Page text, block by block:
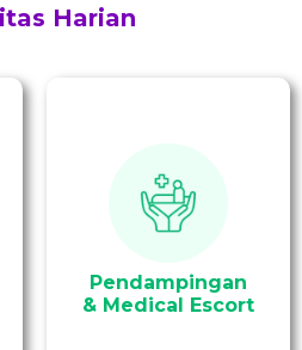
Harian
Pendampingan
& Medical Escort
Memberikan
menemani pasien
apabila hendak
menjalani perawatan ke
klinik atau RS.